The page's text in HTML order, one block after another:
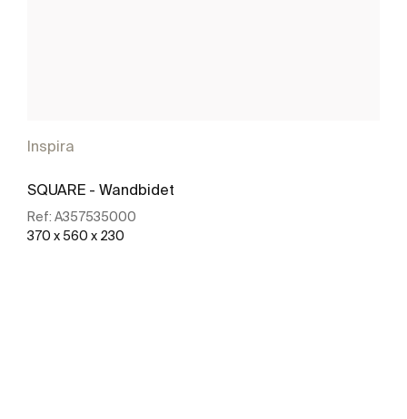
Inspira
SQUARE - Wandbidet
Ref: A357535000
370 x 560 x 230